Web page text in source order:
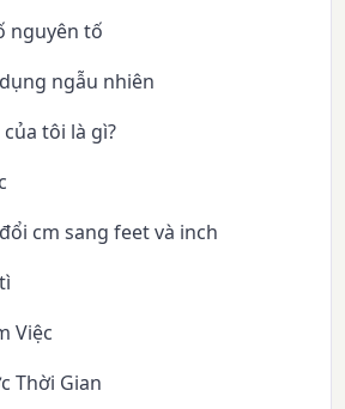
nguyên tố
ngẫu nhiên
tôi là gì?
cm sang feet và inch
Việc
Thời Gian